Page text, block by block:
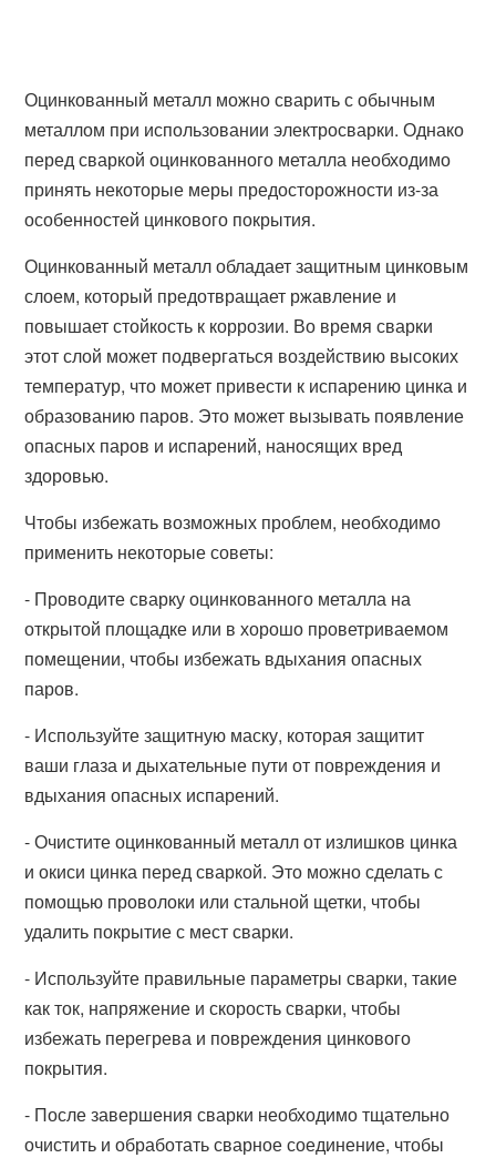
Оцинкованный металл можно сварить с обычным
металлом при использовании электросварки. Однако
перед сваркой оцинкованного металла необходимо
принять некоторые меры предосторожности из-за
особенностей цинкового покрытия.
Оцинкованный металл обладает защитным цинковым
слоем, который предотвращает ржавление и
повышает стойкость к коррозии. Во время сварки
этот слой может подвергаться воздействию высоких
температур, что может привести к испарению цинка и
образованию паров. Это может вызывать появление
опасных паров и испарений, наносящих вред
здоровью.
Чтобы избежать возможных проблем, необходимо
применить некоторые советы:
- Проводите сварку оцинкованного металла на
открытой площадке или в хорошо проветриваемом
помещении, чтобы избежать вдыхания опасных
паров.
- Используйте защитную маску, которая защитит
ваши глаза и дыхательные пути от повреждения и
вдыхания опасных испарений.
- Очистите оцинкованный металл от излишков цинка
и окиси цинка перед сваркой. Это можно сделать с
помощью проволоки или стальной щетки, чтобы
удалить покрытие с мест сварки.
- Используйте правильные параметры сварки, такие
как ток, напряжение и скорость сварки, чтобы
избежать перегрева и повреждения цинкового
покрытия.
- После завершения сварки необходимо тщательно
очистить и обработать сварное соединение, чтобы